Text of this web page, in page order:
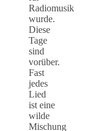
Radiomusik
wurde.
Diese
Tage
sind
vorüber.
Fast
jedes
Lied
ist eine
wilde
Mischung